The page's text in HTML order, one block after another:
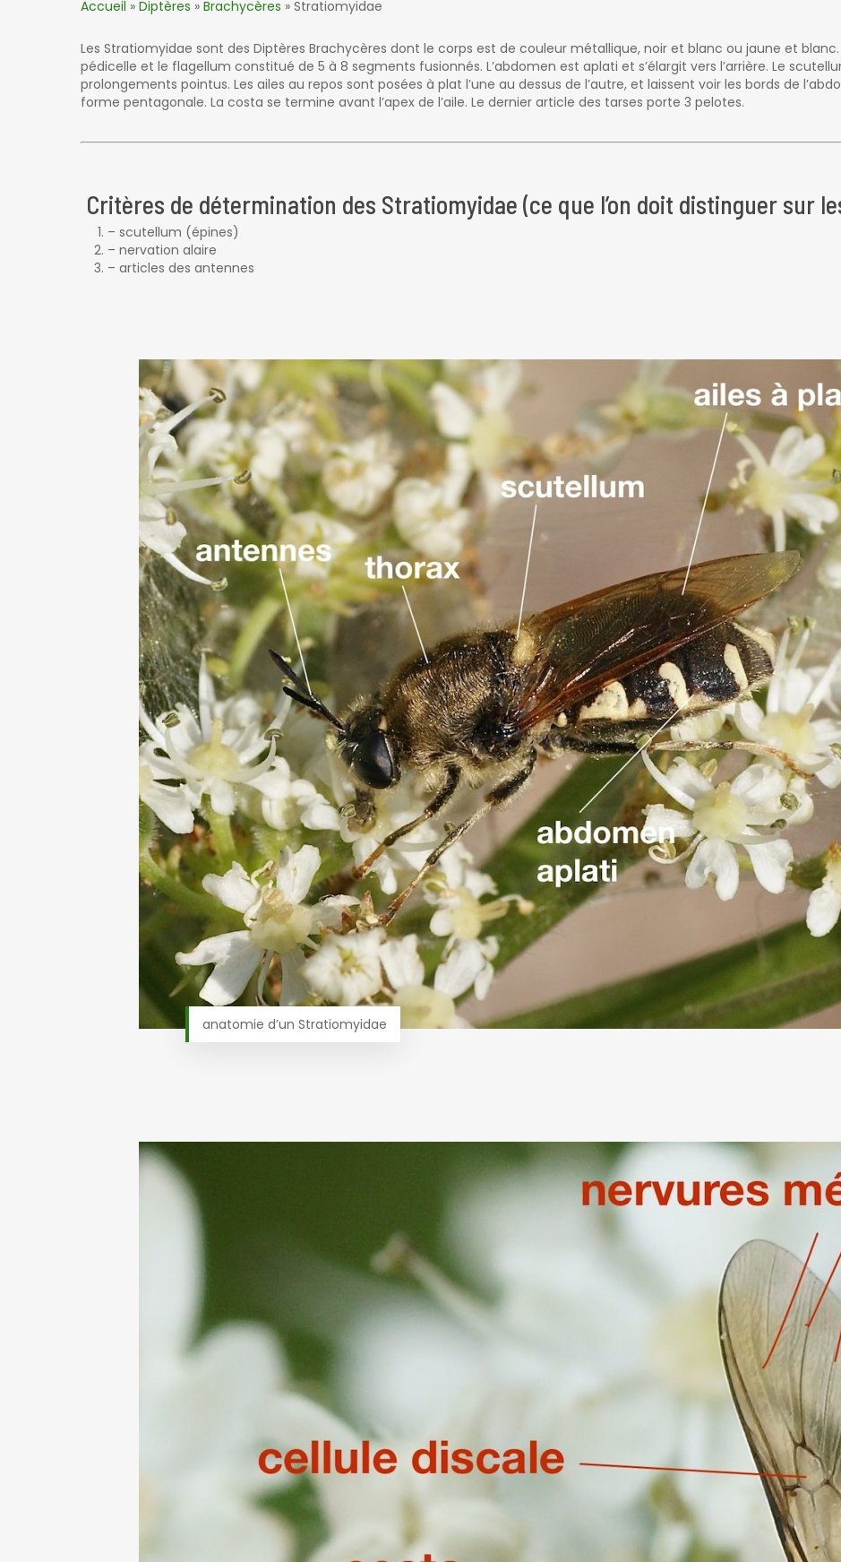
Accueil » Diptères » Brachycères » Stratiomyidae
Les Stratiomyidae sont des Diptères Brachycères dont le corps est de couleur métallique, noir et blanc ou jaune et
pédicelle et le flagellum constitué de 5 à 8 segments fusionnés. L’abdomen est aplati et s’élargit vers l’arrière. Le
prolongements pointus. Les ailes au repos sont posées à plat l’une au dessus de l’autre, et laissent voir les bords de
forme pentagonale. La costa se termine avant l’apex de l’aile. Le dernier article des tarses porte 3 pelotes.
Critères de détermination des Stratiomyidae (ce que l’on doit distinguer sur
– scutellum (épines)
– nervation alaire
– articles des antennes
anatomie d’un Stratiomyidae